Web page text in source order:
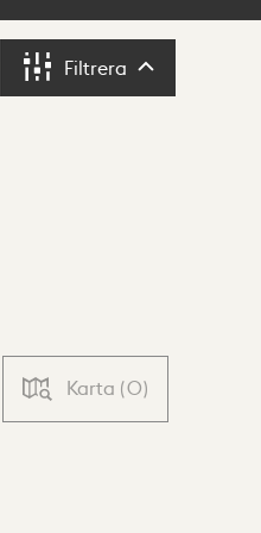
Filtrera Filtrera
Karta (0)